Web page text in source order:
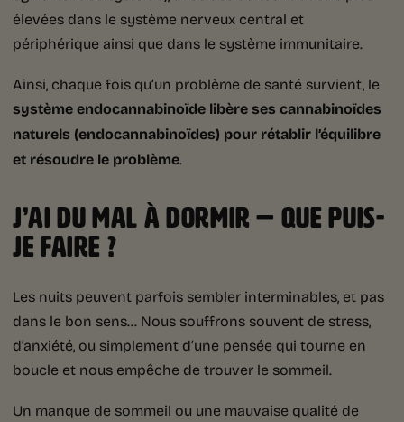
élevées dans le système nerveux central et
périphérique ainsi que dans le système immunitaire.
Ainsi, chaque fois qu’un problème de santé survient, le
système endocannabinoïde libère ses cannabinoïdes
naturels (endocannabinoïdes) pour rétablir l’équilibre
et résoudre le problème.
J’AI DU MAL À DORMIR — QUE PUIS-
JE FAIRE ?
Les nuits peuvent parfois sembler interminables, et pas
dans le bon sens… Nous souffrons souvent de stress,
d’anxiété, ou simplement d’une pensée qui tourne en
boucle et nous empêche de trouver le sommeil.
Un manque de sommeil ou une mauvaise qualité de